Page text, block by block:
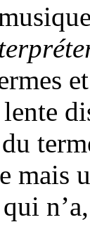
mais